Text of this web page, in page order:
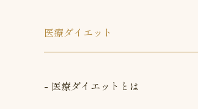
医療ダイエット
医療ダイエットとは